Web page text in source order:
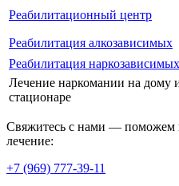
Реабилитационный центр
Реабилитация алкозависимых
Реабилитация наркозависимых
Лечение наркомании на дому
стационаре
Свяжитесь с нами — поможем
лечение:
+7 (969) 777-39-11